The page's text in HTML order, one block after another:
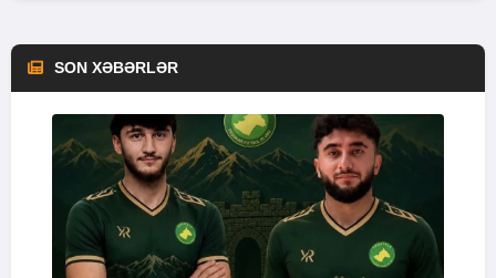
SON XƏBƏRLƏR